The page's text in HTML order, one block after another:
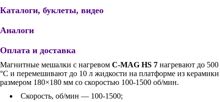
Каталоги, буклеты, видео
Аналоги
Оплата и доставка
Магнитные мешалки с нагревом C-MAG HS 7 нагревают до 500
°C и перемешивают до 10 л жидкости на платформе из керамики
размером 180×180 мм со скоростью 100-1500 об/мин.
Скорость, об/мин — 100-1500;